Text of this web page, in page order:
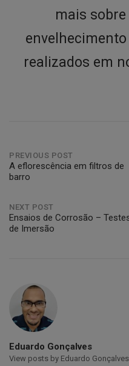
mais
realizados em
Post
navigation
PREVIOUS POST
A eflorescência em filtros de
barro
NEXT POST
Ensaios de Corrosão –
de Imersão
Eduardo Gonçalves
View posts by Eduardo Gonçalves